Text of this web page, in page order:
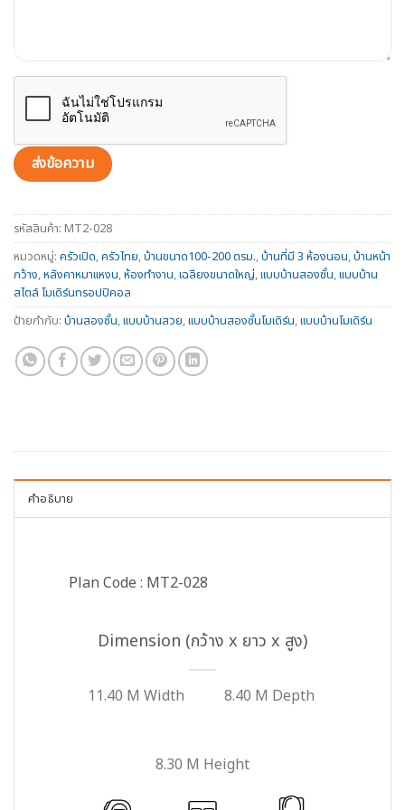
รหัสสินค้า: MT2-028
หมวดหมู่: ครัวเปิด,ครัวไทย,บ้านขนาด100-200 ตรม.,บ้านที่มี 3 ห้องนอน,บ้านหน้า
กว้าง,หลังคาหมาแหงน,ห้องทำงาน,เฉลียงขนาดใหญ่,แบบบ้านสองชั้น,แบบบ้าน
สไตล์ โมเดิร์นทรอปปิคอล
ป้ายกำกับ: บ้านสองชั้น,แบบบ้านสวย,แบบบ้านสองชั้นโมเดิร์น,แบบบ้านโมเดิร์น
คำอธิบาย
Plan Code : MT2-028
Dimension (กว้าง x ยาว x สูง)
11.40 M Width 8.40 M Depth
8.30 M Height